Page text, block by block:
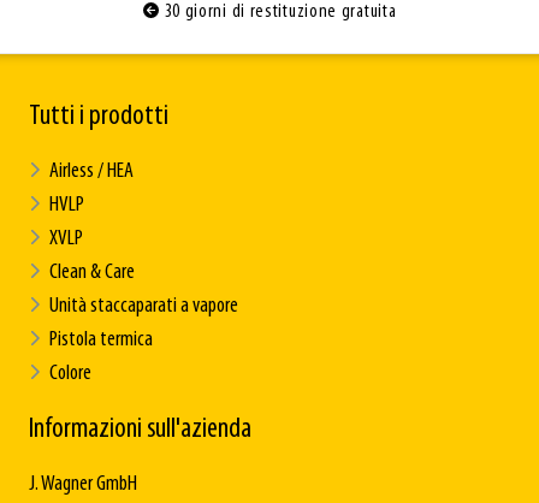
30 giorni di restituzione gratuita
Tutti i prodotti
Airless / HEA
HVLP
XVLP
Clean & Care
Unità staccaparati a vapore
Pistola termica
Colore
Informazioni sull'azienda
J. Wagner GmbH